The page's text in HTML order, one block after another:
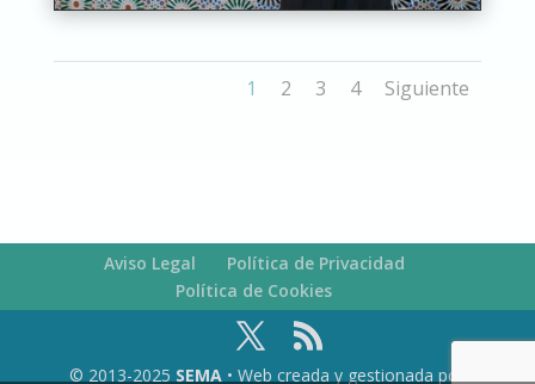
1 2 3 4 Siguiente
Aviso Legal
Política de Privacidad
Política de Cookies
© 2013-2025 SEMA • Web creada y gestionada por